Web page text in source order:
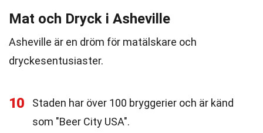
Mat och Dryck i Asheville
Asheville är en dröm för matälskare och
dryckesentusiaster.
10
Staden har över 100 bryggerier och är känd
som "Beer City USA".